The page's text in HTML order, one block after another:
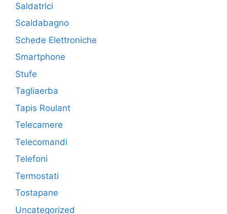
Saldatrici
Scaldabagno
Schede Elettroniche
Smartphone
Stufe
Tagliaerba
Tapis Roulant
Telecamere
Telecomandi
Telefoni
Termostati
Tostapane
Uncategorized